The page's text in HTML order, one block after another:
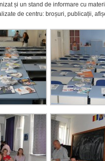
și un stand de informare cu
de centru: broșuri, publicații,